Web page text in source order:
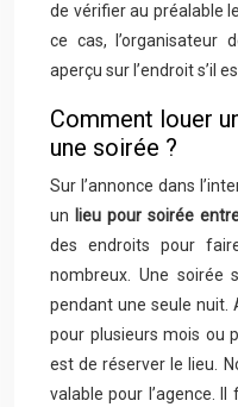
de vérifier au préalable
ce cas,
aperçu sur l’endroit s’il
Comment louer
une soirée ?
Sur l’annonce dans
un lieu pour soirée
des endroits pour
nombreux. Une soirée
pendant une seule nuit.
pour plusieurs mois ou
est de réserver le lieu.
valable pour l’agence.